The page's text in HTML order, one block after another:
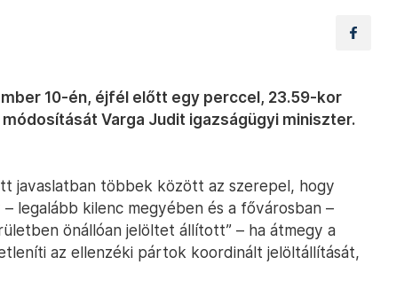
10-én, éjfél előtt egy perccel, 23.59-kor
Varga Judit igazságügyi miniszter.
javaslatban többek között az szerepel, hogy
legalább kilenc megyében és a fővárosban –
önállóan jelöltet állított” – ha átmegy a
az ellenzéki pártok koordinált jelöltállítását,